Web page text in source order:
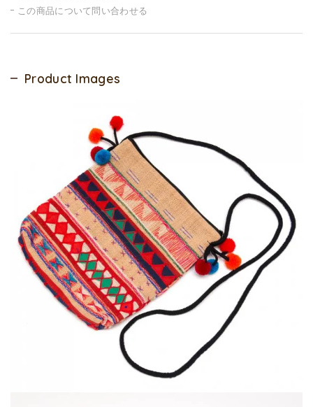
この商品について問い合わせる
Product Images